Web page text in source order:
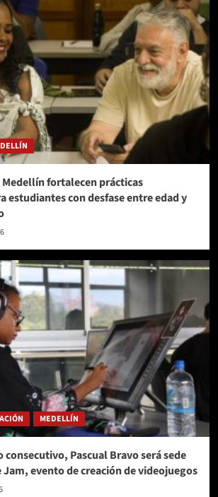
Medellín fortalecen prácticas
estudiantes con desfase entre edad y
MEDELLÍN
consecutivo, Pascual Bravo será sede
evento de creación de videojuegos